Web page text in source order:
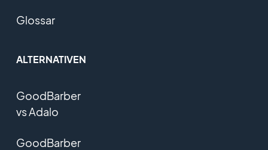
Glossar
ALTERNATIVEN
GoodBarber
vs Adalo
GoodBarber